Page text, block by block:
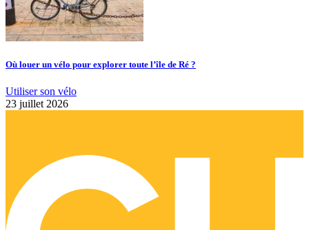
Où louer un vélo pour explorer toute l’île de Ré ?
Utiliser son vélo
23 juillet 2026